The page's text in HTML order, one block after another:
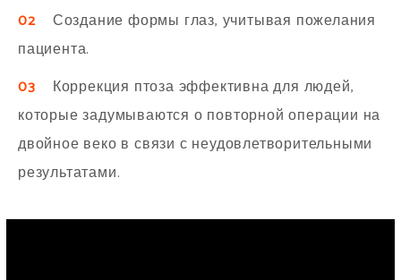
02Создание формы глаз, учитывая пожелания
пациента.
03 Коррекция птоза эффективна для людей,
которые задумываются о повторной операции на
двойное веко в связи с неудовлетворительными
результатами.